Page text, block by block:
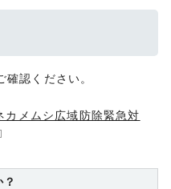
認ください。
カメムシ広域防除緊急対